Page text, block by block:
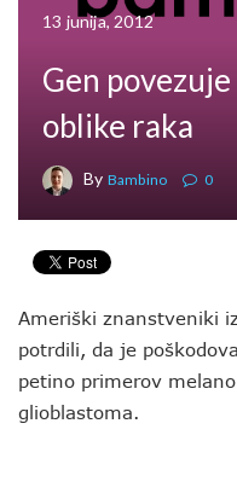
13 junija, 2012
Gen
oblike raka
By Bambino 0
Ameriški znanstveniki
potrdili, da je
petino primerov
glioblastoma.